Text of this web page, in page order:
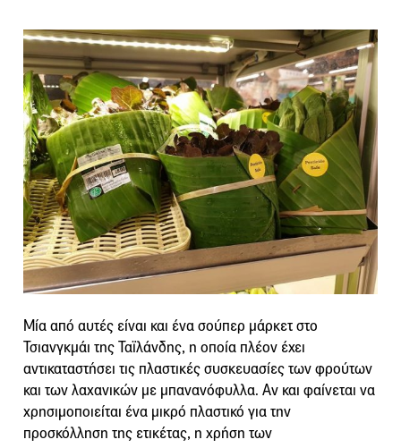
Μία από αυτές είναι και ένα σούπερ μάρκετ στο
Τσιανγκμάι της Ταϊλάνδης, η οποία πλέον έχει
αντικαταστήσει τις πλαστικές συσκευασίες των φρούτων
και των λαχανικών με μπανανόφυλλα. Αν και φαίνεται να
χρησιμοποιείται ένα μικρό πλαστικό για την
προσκόλληση της ετικέτας, η χρήση των